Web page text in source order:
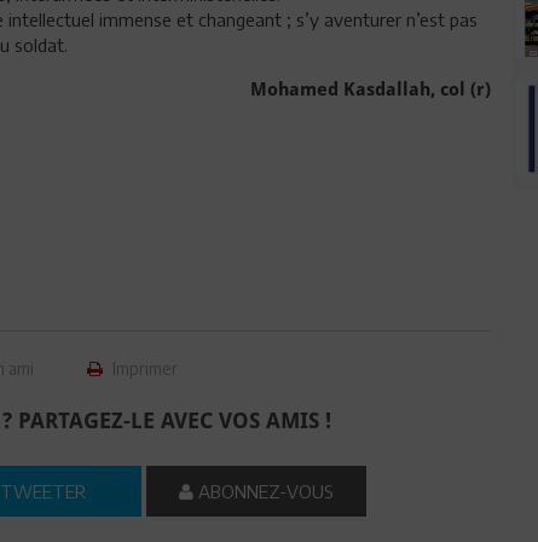
immense et changeant ; s’y aventurer n’est pas
soldat.
Mohamed Kasdallah, col (r)
ami Imprimer
PARTAGEZ-LE AVEC VOS AMIS !
TWEETER ABONNEZ-VOUS